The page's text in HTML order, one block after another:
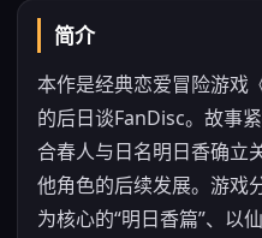
简介
本作是经典恋爱冒险游戏
的后日谈FanDisc。故事
合春人与日名明日香确立
他角色的后续发展。游戏
为核心的“明日香篇”、以